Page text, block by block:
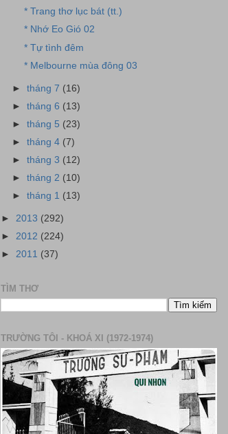
* Trang thơ lục bát (tt.)
* Nhớ Eo Gió 02
* Tự tình đêm
* Melbourne mùa đông 03
►tháng 7 (16)
►tháng 6 (13)
►tháng 5 (23)
►tháng 4 (7)
►tháng 3 (12)
►tháng 2 (10)
►tháng 1 (13)
► 2013 (292)
► 2012 (224)
► 2011 (37)
TÌM THƠ
TRƯỜNG TÔI - KHOÁ XI (1972-1974)